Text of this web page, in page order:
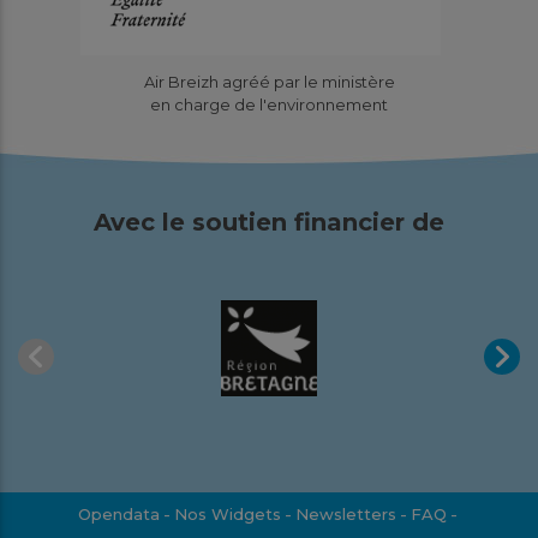
Site de valorisation organique de
surveillance 2025
Pourquoi cette surveillance ? Pour la sixième année
suivi spécifique...
Air Breizh agréé par le ministère
en charge de l'environnement
Avec le soutien financier de
Opendata Nos Widgets Newsletters
FAQ